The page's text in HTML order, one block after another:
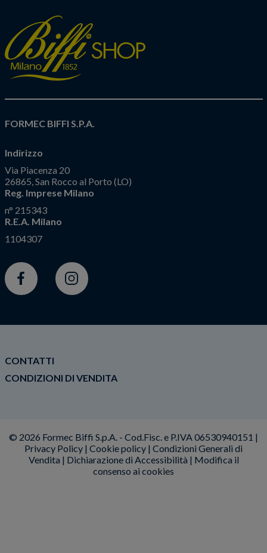
FORMEC BIFFI S.P.A.
Indirizzo
Via Piacenza 20
26865, San Rocco al Porto (LO)
Reg. Imprese Milano
n° 215343
R.E.A. Milano
1104307
Facebook Instagram
CONTATTI
CONDIZIONI DI VENDITA
© 2026 Formec Biffi S.p.A. - Cod.Fisc. e P.IVA 06530940151 |
Privacy Policy | Cookie policy | Condizioni Generali di
Vendita | Dichiarazione di Accessibilità | Modifica il
consenso ai cookies